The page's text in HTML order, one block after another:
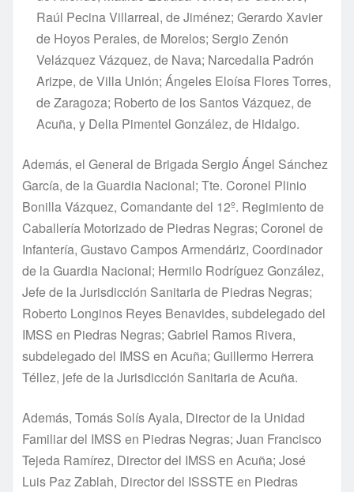
Raúl Pecina Villarreal, de Jiménez; Gerardo Xavier
de Hoyos Perales, de Morelos; Sergio Zenón
Velázquez Vázquez, de Nava; Narcedalia Padrón
Arizpe, de Villa Unión; Ángeles Eloísa Flores Torres,
de Zaragoza; Roberto de los Santos Vázquez, de
Acuña, y Delia Pimentel González, de Hidalgo.
Además, el General de Brigada Sergio Ángel Sánchez
García, de la Guardia Nacional; Tte. Coronel Plinio
Bonilla Vázquez, Comandante del 12º. Regimiento de
Caballería Motorizado de Piedras Negras; Coronel de
Infantería, Gustavo Campos Armendáriz, Coordinador
de la Guardia Nacional; Hermilo Rodríguez González,
Jefe de la Jurisdicción Sanitaria de Piedras Negras;
Roberto Longinos Reyes Benavides, subdelegado del
IMSS en Piedras Negras; Gabriel Ramos Rivera,
subdelegado del IMSS en Acuña; Guillermo Herrera
Téllez, jefe de la Jurisdicción Sanitaria de Acuña.
Además, Tomás Solís Ayala, Director de la Unidad
Familiar del IMSS en Piedras Negras; Juan Francisco
Tejeda Ramírez, Director del IMSS en Acuña; José
Luis Paz Zablah, Director del ISSSTE en Piedras